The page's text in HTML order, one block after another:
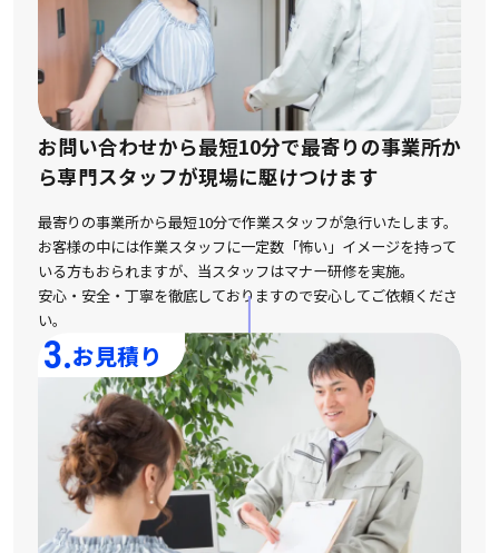
お問い合わせから最短10分で最寄りの事業所か
ら専門スタッフが現場に駆けつけます
最寄りの事業所から最短10分で作業スタッフが急行いたします。
お客様の中には作業スタッフに一定数「怖い」イメージを持って
いる方もおられますが、 当スタッフはマナー研修を実施。
安心・安全・丁寧を徹底しておりますので安心してご依頼くださ
い。
3.お見積り